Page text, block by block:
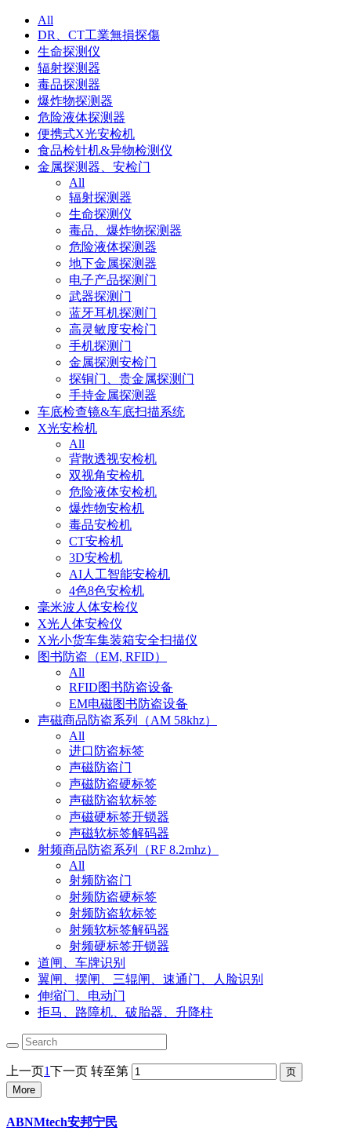
All
DR、CT工業無損探傷
生命探测仪
辐射探测器
毒品探测器
爆炸物探测器
危险液体探测器
便携式X光安检机
食品检针机&异物检测仪
金属探测器、安检门
All
辐射探测器
生命探测仪
毒品、爆炸物探测器
危险液体探测器
地下金属探测器
电子产品探测门
武器探测门
蓝牙耳机探测门
高灵敏度安检门
手机探测门
金属探测安检门
探铜门、贵金属探测门
手持金属探测器
车底检查镜&车底扫描系统
X光安检机
All
背散透视安检机
双视角安检机
危险液体安检机
爆炸物安检机
毒品安检机
CT安检机
3D安检机
AI人工智能安检机
4色8色安检机
毫米波人体安检仪
X光人体安检仪
X光小货车集装箱安全扫描仪
图书防盗（EM, RFID）
All
RFID图书防盗设备
EM电磁图书防盗设备
声磁商品防盗系列（AM 58khz）
All
进口防盗标签
声磁防盗门
声磁防盗硬标签
声磁防盗软标签
声磁硬标签开锁器
声磁软标签解码器
射频商品防盗系列（RF 8.2mhz）
All
射频防盗门
射频防盗硬标签
射频防盗软标签
射频软标签解码器
射频硬标签开锁器
道闸、车牌识别
翼闸、摆闸、三辊闸、速通门、人脸识别
伸缩门、电动门
拒马、路障机、破胎器、升降柱
上一页1下一页 转至第
More
ABNMtech安邦宁民